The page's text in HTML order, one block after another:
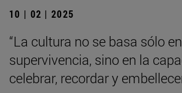
10 | 02 | 2025
“La cultura no se basa sólo
supervivencia, sino en la
celebrar, recordar y